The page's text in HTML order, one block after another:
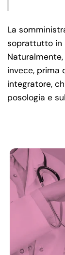
La
soprattutto in
invece, prima
integratore,
posologia e